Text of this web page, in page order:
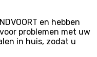
en hebben
problemen met uw
in huis, zodat u